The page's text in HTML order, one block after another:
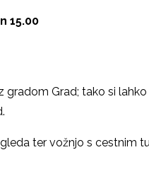
15.00
Grad; tako si
ter vožnjo s cestnim